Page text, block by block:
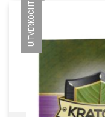
UITVERKOCHT